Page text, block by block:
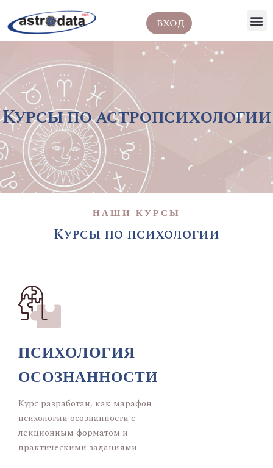
ВХОД
Курсы по астропсихологии
НАШИ КУРСЫ
Курсы по психологии
ПСИХОЛОГИЯ
ОСОЗНАННОСТИ
Курс разработан, как марафон
психологии осознанности с
лекционным форматом и
практическими заданиями.